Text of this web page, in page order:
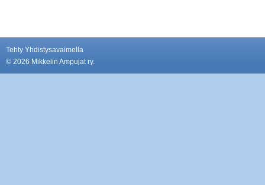
Tehty Yhdistysavaimella
© 2026 Mikkelin Ampujat ry.